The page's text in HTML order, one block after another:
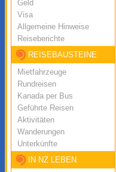
Geld
Visa
Allgemeine Hinweise
Reiseberichte
REISEBAUSTEINE
Mietfahrzeuge
Rundreisen
Kanada per Bus
Geführte Reisen
Aktivitäten
Wanderungen
Unterkünfte
IN NZ LEBEN